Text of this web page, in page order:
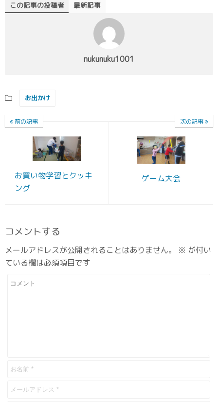
この記事の投稿者 最新記事
nukunuku1001
お出かけ
前の記事
お買い物学習とクッキ
ング
次の記事
ゲーム大会
コメントする
メールアドレスが公開されることはありません。 ※ が付い
ている欄は必須項目です